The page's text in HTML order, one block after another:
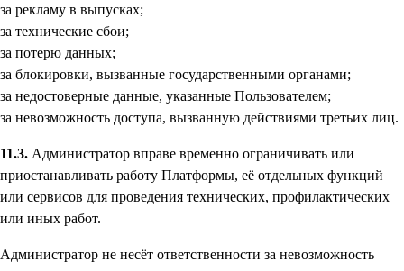
за рекламу в выпусках;
за технические сбои;
за потерю данных;
за блокировки, вызванные государственными органами;
за недостоверные данные, указанные Пользователем;
за невозможность доступа, вызванную действиями третьих лиц.
11.3. Администратор вправе временно ограничивать или
приостанавливать работу Платформы, её отдельных функций
или сервисов для проведения технических, профилактических
или иных работ.
Администратор не несёт ответственности за невозможность